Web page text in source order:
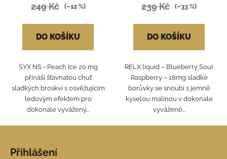
249 Kč (–12 %)
DO KOŠÍKU
SYX NS - Peach Ice 20 mg
přináší šťavnatou chuť
sladkých broskví s osvěžujícím
ledovým efektem pro
dokonale vyvážený...
239 Kč (–33 %)
DO KOŠÍKU
RELX liquid – Blueberry Sour
Raspberry – 18mg sladké
borůvky se snoubí s jemně
kyselou malinou v dokonale
vyvážené...
Přihlášení